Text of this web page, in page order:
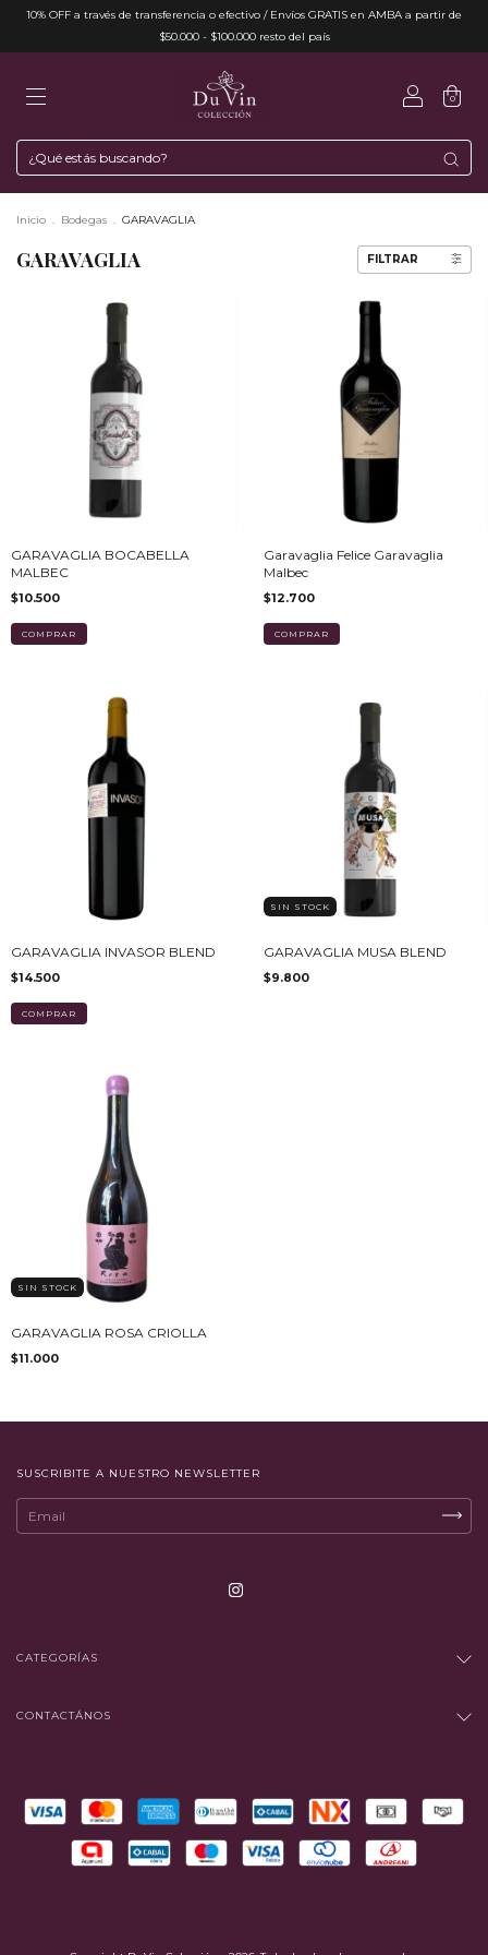
10% OFF a través de transferencia o efectivo / Envíos GRATIS en AMBA a partir de
$50.000 - $100.000 resto del país
0
Inicio . Bodegas . GARAVAGLIA
GARAVAGLIA FILTRAR
GARAVAGLIA BOCABELLA
MALBEC
$10.500
Garavaglia Felice Garavaglia
Malbec
$12.700
GARAVAGLIA INVASOR BLEND
$14.500
SIN STOCK
GARAVAGLIA MUSA BLEND
$9.800
SIN STOCK
GARAVAGLIA ROSA CRIOLLA
$11.000
SUSCRIBITE A NUESTRO NEWSLETTER
CATEGORÍAS
CONTACTÁNOS